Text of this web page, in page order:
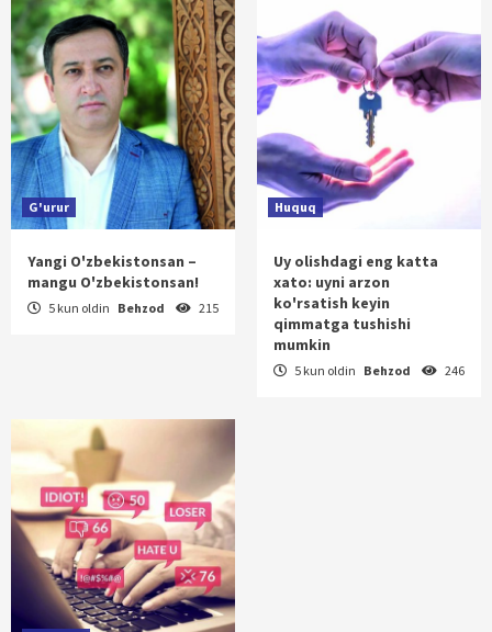
G'urur
Yangi O'zbekistonsan –
mangu O'zbekistonsan!
5 kun oldin Behzod 215
Huquq
Uy olishdagi eng katta
xato: uyni arzon
ko'rsatish keyin
qimmatga tushishi
mumkin
5 kun oldin Behzod 246